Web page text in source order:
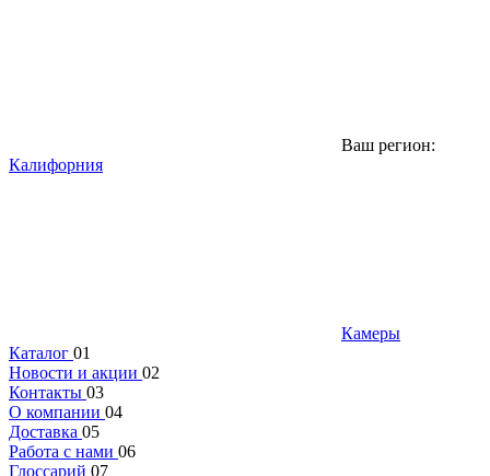
Ваш регион:
Калифорния
Камеры
Каталог 01
Новости и акции 02
Контакты 03
О компании 04
Доставка 05
Работа с нами 06
Глоссарий 07